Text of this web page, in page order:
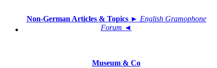
Non-German Articles & Topics► English Gramophone
Forum ◄
Museum & Co